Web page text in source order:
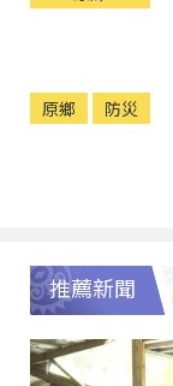
原鄉 防災
推薦新聞